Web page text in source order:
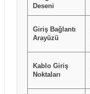
Deseni
Giriş Bağlantı
Arayüzü
Kablo Giriş
Noktaları